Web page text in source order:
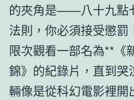
的夾角是——八十九點
法則，你必須接受懲
限次觀看一部名為**《
錦》的紀錄片，直到
輛像是從科幻電影裡